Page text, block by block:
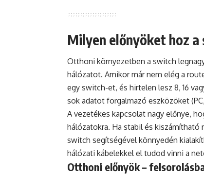
Milyen előnyöket hoz
Otthoni környezetben a switch
hálózatot. Amikor már nem elég a
egy switch-et, és hirtelen lesz 8, 16
sok adatot forgalmazó eszközöket
A vezetékes kapcsolat nagy előnye,
hálózatokra. Ha stabil és
switch segítségével könnyedén
hálózati kábelekkel el tudod vinni a
Otthoni előnyök –